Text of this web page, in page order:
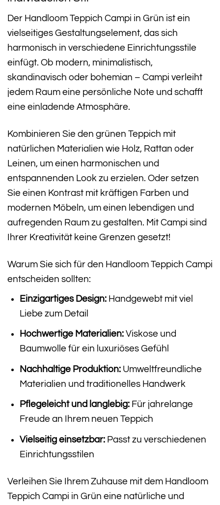
Der Handloom Teppich Campi in Grün ist ein
vielseitiges Gestaltungselement, das sich
harmonisch in verschiedene Einrichtungsstile
einfügt. Ob modern, minimalistisch,
skandinavisch oder bohemian – Campi verleiht
jedem Raum eine persönliche Note und schafft
eine einladende Atmosphäre.
Kombinieren Sie den grünen Teppich mit
natürlichen Materialien wie Holz, Rattan oder
Leinen, um einen harmonischen und
entspannenden Look zu erzielen. Oder setzen
Sie einen Kontrast mit kräftigen Farben und
modernen Möbeln, um einen lebendigen und
aufregenden Raum zu gestalten. Mit Campi sind
Ihrer Kreativität keine Grenzen gesetzt!
Warum Sie sich für den Handloom Teppich Campi
entscheiden sollten:
Einzigartiges Design:Handgewebt mit viel
Liebe zum Detail
Hochwertige Materialien:Viskose und
Baumwolle für ein luxuriöses Gefühl
Nachhaltige Produktion:Umweltfreundliche
Materialien und traditionelles Handwerk
Pflegeleicht und langlebig:Für jahrelange
Freude an Ihrem neuen Teppich
Vielseitig einsetzbar:Passt zu verschiedenen
Einrichtungsstilen
Verleihen Sie Ihrem Zuhause mit dem Handloom
Teppich Campi in Grün eine natürliche und